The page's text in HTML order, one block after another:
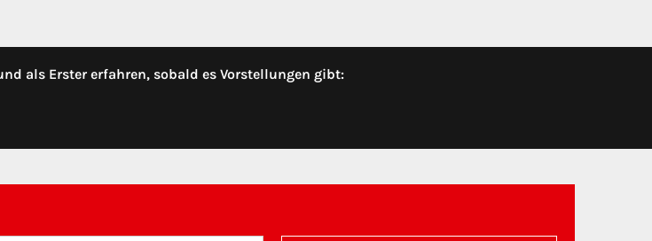
als Erster erfahren, sobald es Vorstellungen gibt: